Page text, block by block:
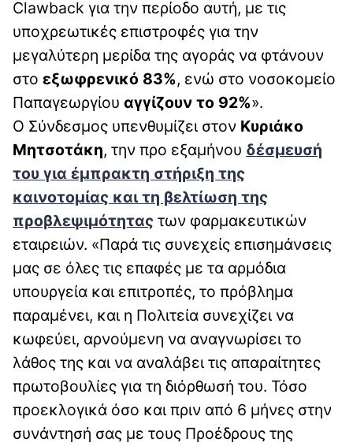
Clawback για την περίοδο αυτή, με τις
υποχρεωτικές επιστροφές για την
μεγαλύτερη μερίδα της αγοράς να φτάνουν
στο εξωφρενικό 83%, ενώ στο νοσοκομείο
Παπαγεωργίου αγγίζουν το 92%».
Ο Σύνδεσμος υπενθυμίζει στον Κυριάκο
Μητσοτάκη, την προ εξαμήνου δέσμευσή
του για έμπρακτη στήριξη της
καινοτομίας και τη βελτίωση της
προβλεψιμότητας των φαρμακευτικών
εταιρειών. «Παρά τις συνεχείς επισημάνσεις
μας σε όλες τις επαφές με τα αρμόδια
υπουργεία και επιτροπές, το πρόβλημα
παραμένει, και η Πολιτεία συνεχίζει να
κωφεύει, αρνούμενη να αναγνωρίσει το
λάθος της και να αναλάβει τις απαραίτητες
πρωτοβουλίες για τη διόρθωσή του. Τόσο
προεκλογικά όσο και πριν από 6 μήνες στην
συνάντησή σας με τους Προέδρους της